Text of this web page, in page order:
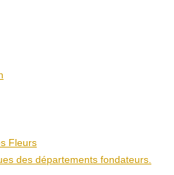
Fleurs
des départements fondateurs.